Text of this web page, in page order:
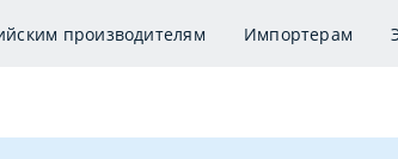
производителям Импортерам